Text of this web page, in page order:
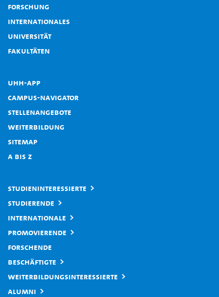
Forschung
Internationales
Universität
Fakultäten
UHH-App
Campus-Navigator
Stellenangebote
Weiterbildung
Sitemap
A bis Z
Studieninteressierte
Studierende
Internationale
Promovierende
Forschende
Beschäftigte
Weiterbildungsinteressierte
Alumni